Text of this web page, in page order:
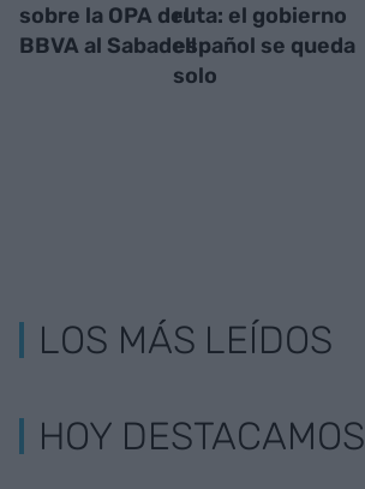
sobre la OPA del
BBVA al Sabadell
ruta: el gobierno
español se queda
solo
LOS MÁS LEÍDOS
HOY DESTACAMOS